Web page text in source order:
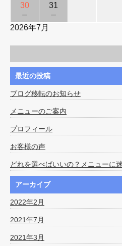
30
－
31
－
2026年7月
最近の投稿
ブログ移転のお知らせ
メニューのご案内
プロフィール
お客様の声
どれを選べばいいの？メニューに
アーカイブ
2022年2月
2021年7月
2021年3月